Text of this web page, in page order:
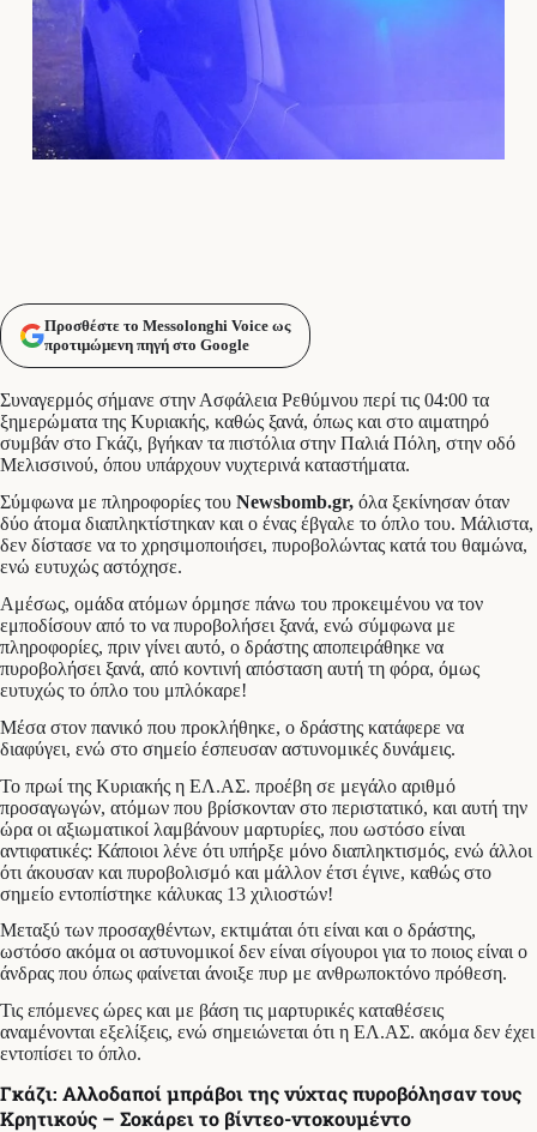
Προσθέστε το Messolonghi Voice ως
προτιμώμενη πηγή στο Google
Συναγερμός σήμανε στην Ασφάλεια Ρεθύμνου περί τις 04:00 τα
ξημερώματα της Κυριακής, καθώς ξανά, όπως και στο αιματηρό
συμβάν στο Γκάζι, βγήκαν τα πιστόλια στην Παλιά Πόλη, στην οδό
Μελισσινού, όπου υπάρχουν νυχτερινά καταστήματα.
Σύμφωνα με πληροφορίες του Newsbomb.gr, όλα ξεκίνησαν όταν
δύο άτομα διαπληκτίστηκαν και ο ένας έβγαλε το όπλο του. Μάλιστα,
δεν δίστασε να το χρησιμοποιήσει, πυροβολώντας κατά του θαμώνα,
ενώ ευτυχώς αστόχησε.
Αμέσως, ομάδα ατόμων όρμησε πάνω του προκειμένου να τον
εμποδίσουν από το να πυροβολήσει ξανά, ενώ σύμφωνα με
πληροφορίες, πριν γίνει αυτό, ο δράστης αποπειράθηκε να
πυροβολήσει ξανά, από κοντινή απόσταση αυτή τη φόρα, όμως
ευτυχώς το όπλο του μπλόκαρε!
Μέσα στον πανικό που προκλήθηκε, ο δράστης κατάφερε να
διαφύγει, ενώ στο σημείο έσπευσαν αστυνομικές δυνάμεις.
Το πρωί της Κυριακής η ΕΛ.ΑΣ. προέβη σε μεγάλο αριθμό
προσαγωγών, ατόμων που βρίσκονταν στο περιστατικό, και αυτή την
ώρα οι αξιωματικοί λαμβάνουν μαρτυρίες, που ωστόσο είναι
αντιφατικές: Κάποιοι λένε ότι υπήρξε μόνο διαπληκτισμός, ενώ άλλοι
ότι άκουσαν και πυροβολισμό και μάλλον έτσι έγινε, καθώς στο
σημείο εντοπίστηκε κάλυκας 13 χιλιοστών!
Μεταξύ των προσαχθέντων, εκτιμάται ότι είναι και ο δράστης,
ωστόσο ακόμα οι αστυνομικοί δεν είναι σίγουροι για το ποιος είναι ο
άνδρας που όπως φαίνεται άνοιξε πυρ με ανθρωποκτόνο πρόθεση.
Τις επόμενες ώρες και με βάση τις μαρτυρικές καταθέσεις
αναμένονται εξελίξεις, ενώ σημειώνεται ότι η ΕΛ.ΑΣ. ακόμα δεν έχει
εντοπίσει το όπλο.
Γκάζι: Αλλοδαποί μπράβοι της νύχτας πυροβόλησαν τους
Κρητικούς – Σοκάρει το βίντεο-ντοκουμέντο